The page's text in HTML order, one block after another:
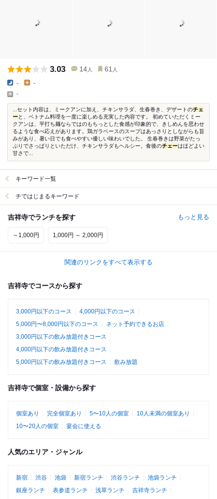
3.03 14 人 61 人
- -
-
...セット内容は、ミークアンに加え、チキンサラダ、生春巻き、デザートのチェ
ーと、ベトナム料理を一度に楽しめる充実した内容です。 初めていただくミー
クアンは、平打ち麺ならではのもちっとした食感が印象的で、きしめんを思わせ
るような食べ応えがあります。鶏ガラベースのスープはあっさりとしながらも旨
みがあり、暑い日でも食べやすい優しい味わいでした。 生春巻きは野菜がたっ
ぷりでさっぱりといただけ、チキンサラダもヘルシー。食後のチェーはほどよい
甘さで...
キーワード一覧
チではじまるキーワード
吉祥寺でランチを探す もっと見る
～1,000円 1,000円 ～ 2,000円
関連のリンクをすべて表示する
吉祥寺でコースから探す
3,000円以下のコース
4,000円以下のコース
5,000円〜8,000円以下のコース
ネット予約できるお店
3,000円以下の飲み放題付きコース
4,000円以下の飲み放題付きコース
5,000円以下の飲み放題付きコース
飲み放題
吉祥寺で個室・設備から探す
個室あり 完全個室あり 5〜10人の個室
10人未満の個室あり
10〜20人の個室
宴会に使える
人気のエリア・ジャンル
新宿 渋谷 池袋 新宿ランチ 渋谷ランチ
池袋ランチ
銀座ランチ
表参道ランチ 浅草ランチ
吉祥寺ランチ